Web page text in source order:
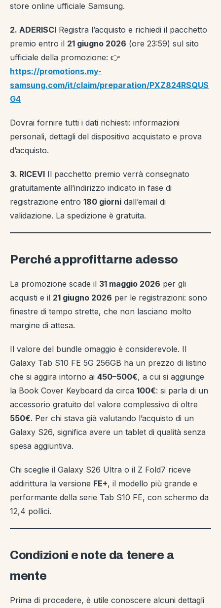
store online ufficiale Samsung.
2. ADERISCI Registra l’acquisto e richiedi il pacchetto
premio entro il 21 giugno 2026 (ore 23:59) sul sito
ufficiale della promozione: 👉
https://promotions.my-
samsung.com/it/claim/preparation/PXZ824RSQUS
G4
Dovrai fornire tutti i dati richiesti: informazioni
personali, dettagli del dispositivo acquistato e prova
d’acquisto.
3. RICEVI Il pacchetto premio verrà consegnato
gratuitamente all’indirizzo indicato in fase di
registrazione entro 180 giorni dall’email di
validazione. La spedizione è gratuita.
Perché approfittarne adesso
La promozione scade il 31 maggio 2026 per gli
acquisti e il 21 giugno 2026 per le registrazioni: sono
finestre di tempo strette, che non lasciano molto
margine di attesa.
Il valore del bundle omaggio è considerevole. Il
Galaxy Tab S10 FE 5G 256GB ha un prezzo di listino
che si aggira intorno ai 450–500€, a cui si aggiunge
la Book Cover Keyboard da circa 100€: si parla di un
accessorio gratuito del valore complessivo di oltre
550€. Per chi stava già valutando l’acquisto di un
Galaxy S26, significa avere un tablet di qualità senza
spesa aggiuntiva.
Chi sceglie il Galaxy S26 Ultra o il Z Fold7 riceve
addirittura la versione FE+, il modello più grande e
performante della serie Tab S10 FE, con schermo da
12,4 pollici.
Condizioni e note da tenere a
mente
Prima di procedere, è utile conoscere alcuni dettagli